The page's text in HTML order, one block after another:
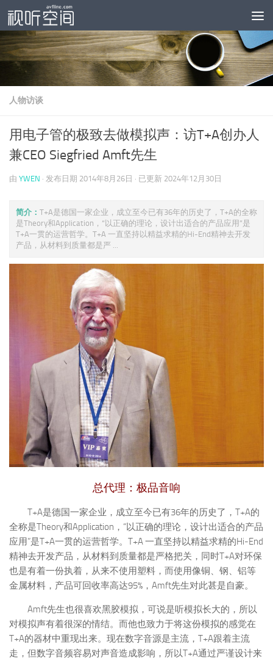
跳至内容
人物访谈
用电子管的极致去做模拟声：访T+A创办人
兼CEO Siegfried Amft先生
由 YWEN · 发布日期 2014年8月26日 · 已更新 2024年12月30日
简介： T+A是德国一家企业，成立至今已有36年的历史了，T+A的全称
是Theory和Application，“以正确的理论，设计出适合的产品应用”是
T+A一贯的运营哲学。T+A 一直坚持以精益求精的Hi-End精神去开发
产品，从材料到质量都是严 ...
总代理：极品音响
T+A是德国一家企业，成立至今已有36年的历史了，T+A的
全称是Theory和Application，“以正确的理论，设计出适合的产品
应用”是T+A一贯的运营哲学。T+A 一直坚持以精益求精的Hi-End
精神去开发产品，从材料到质量都是严格把关，同时T+A对环保
也是有着一份执着，从来不使用塑料，而使用像铜、钢、铝等
金属材料，产品可回收率高达95%，Amft先生对此甚是自豪。
Amft先生也很喜欢黑胶模拟，可说是听模拟长大的，所以
对模拟声有着很深的情结。而他也致力于将这份模拟的感觉在
T+A的器材中重现出来。现在数字音源是主流，T+A跟着主流
走，但数字音频容易对声音造成影响，所以T+A通过严谨设计来